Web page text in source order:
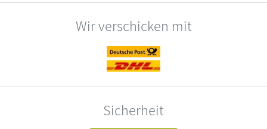
Wir verschicken mit
Sicherheit